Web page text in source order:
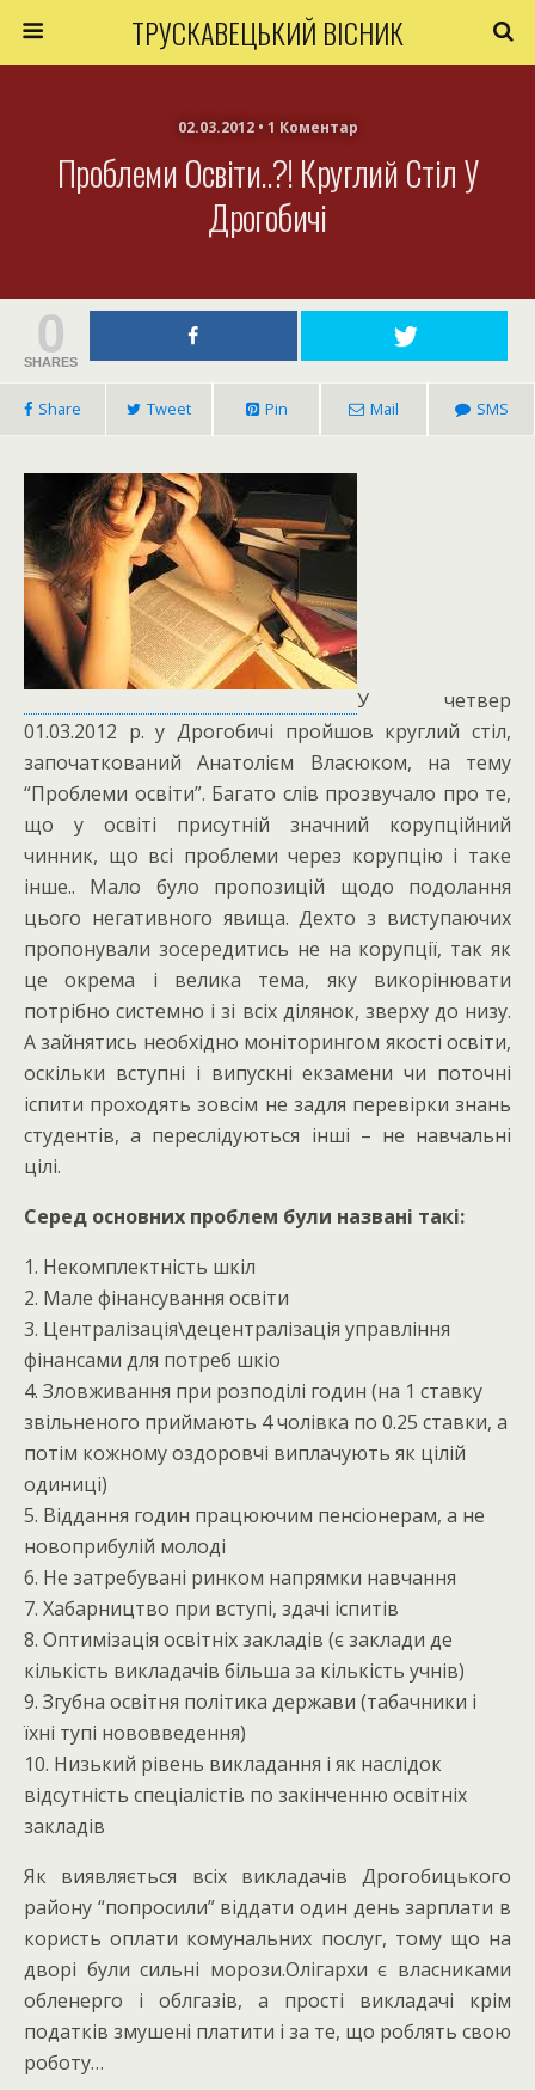
ТРУСКАВЕЦЬКИЙ ВІСНИК
02.03.2012 • 1 Коментар
Проблеми Освіти..?! Круглий Стіл У
Дрогобичі
0
SHARES
Share Tweet Pin Mail SMS
У четвер
01.03.2012 р. у Дрогобичі пройшов круглий стіл,
започаткований Анатолієм Власюком, на тему
“Проблеми освіти”. Багато слів прозвучало про те,
що у освіті присутній значний корупційний
чинник, що всі проблеми через корупцію і таке
інше.. Мало було пропозицій щодо подолання
цього негативного явища. Дехто з виступаючих
пропонували зосередитись не на корупції, так як
це окрема і велика тема, яку викорінювати
потрібно системно і зі всіх ділянок, зверху до низу.
А зайнятись необхідно моніторингом якості освіти,
оскільки вступні і випускні екзамени чи поточні
іспити проходять зовсім не задля перевірки знань
студентів, а переслідуються інші – не навчальні
цілі.
Серед основних проблем були названі такі:
1. Некомплектність шкіл
2. Мале фінансування освіти
3. Централізація\децентралізація управління
фінансами для потреб шкіо
4. Зловживання при розподілі годин (на 1 ставку
звільненого приймають 4 чолівка по 0.25 ставки, а
потім кожному оздоровчі виплачують як цілій
одиниці)
5. Віддання годин працюючим пенсіонерам, а не
новоприбулій молоді
6. Не затребувані ринком напрямки навчання
7. Хабарництво при вступі, здачі іспитів
8. Оптимізація освітніх закладів (є заклади де
кількість викладачів більша за кількість учнів)
9. Згубна освітня політика держави (табачники і
їхні тупі нововведення)
10. Низький рівень викладання і як наслідок
відсутність спеціалістів по закінченню освітніх
закладів
Як виявляється всіх викладачів Дрогобицького
району “попросили” віддати один день зарплати в
користь оплати комунальних послуг, тому що на
дворі були сильні морози.Олігархи є власниками
обленерго і облгазів, а прості викладачі крім
податків змушені платити і за те, що роблять свою
роботу…